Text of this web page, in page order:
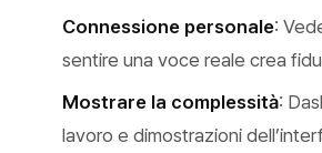
Connessione personale:
sentire una voce reale crea
Mostrare la complessità:
lavoro e dimostrazioni